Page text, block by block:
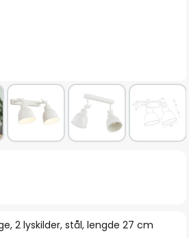
2 lyskilder, stål, lengde 27 cm